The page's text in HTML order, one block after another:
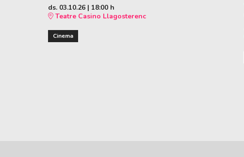
ds. 03.10.26 | 18:00 h
Teatre Casino Llagosterenc
Cinema